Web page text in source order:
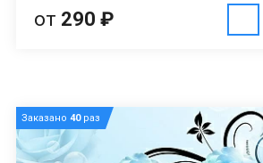
от 290 ₽
Заказано 40раз